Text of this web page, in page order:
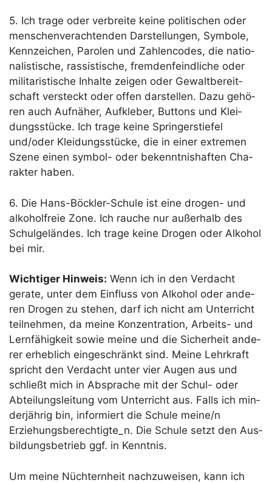
5. Ich tra­ge oder ver­brei­te kei­ne poli­ti­schen oder
men­schen­ver­ach­ten­den Dar­stel­lun­gen, Sym­bo­le,
Kenn­zei­chen, Paro­len und Zah­len­codes, die natio­
na­lis­ti­sche, ras­sis­ti­sche, frem­den­feind­li­che oder
mili­ta­ris­ti­sche Inhal­te zei­gen oder Gewalt­be­reit­
schaft ver­steckt oder offen dar­stel­len. Dazu gehö­
ren auch Auf­nä­her, Auf­kle­ber, But­tons und Klei­
dungs­stü­cke. Ich tra­ge kei­ne Sprin­ger­stie­fel
und/oder Klei­dungs­stü­cke, die in einer extre­men
Sze­ne einen sym­bol- oder bekennt­nis­haf­ten Cha­
rak­ter haben.
6. Die Hans-Böck­ler-Schu­le ist eine dro­gen- und
alko­hol­freie Zone. Ich rau­che nur außer­halb des
Schul­ge­län­des. Ich tra­ge kei­ne Dro­gen oder Alko­hol
bei mir.
Wich­ti­ger Hin­weis: Wenn ich in den Ver­dacht
gera­te, unter dem Ein­fluss von Alko­hol oder ande­
ren Dro­gen zu ste­hen, darf ich nicht am Unter­richt
teil­neh­men, da mei­ne Kon­zen­tra­ti­on, Arbeits- und
Lern­fä­hig­keit sowie mei­ne und die Sicher­heit ande­
rer erheb­lich ein­ge­schränkt sind. Mei­ne Lehr­kraft
spricht den Ver­dacht unter vier Augen aus und
schließt mich in Abspra­che mit der Schul- oder
Abtei­lungs­lei­tung vom Unter­richt aus. Falls ich min­
der­jäh­rig bin, infor­miert die Schu­le meine/n
Erziehungsberechtigte_n. Die Schu­le setzt den Aus­
bil­dungs­be­trieb ggf. in Kenntnis.
Um mei­ne Nüch­tern­heit nach­zu­wei­sen, kann ich